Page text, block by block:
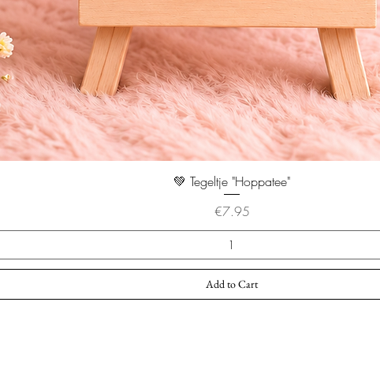
💚 Tegeltje "Hoppatee"
Price
€7.95
Add to Cart